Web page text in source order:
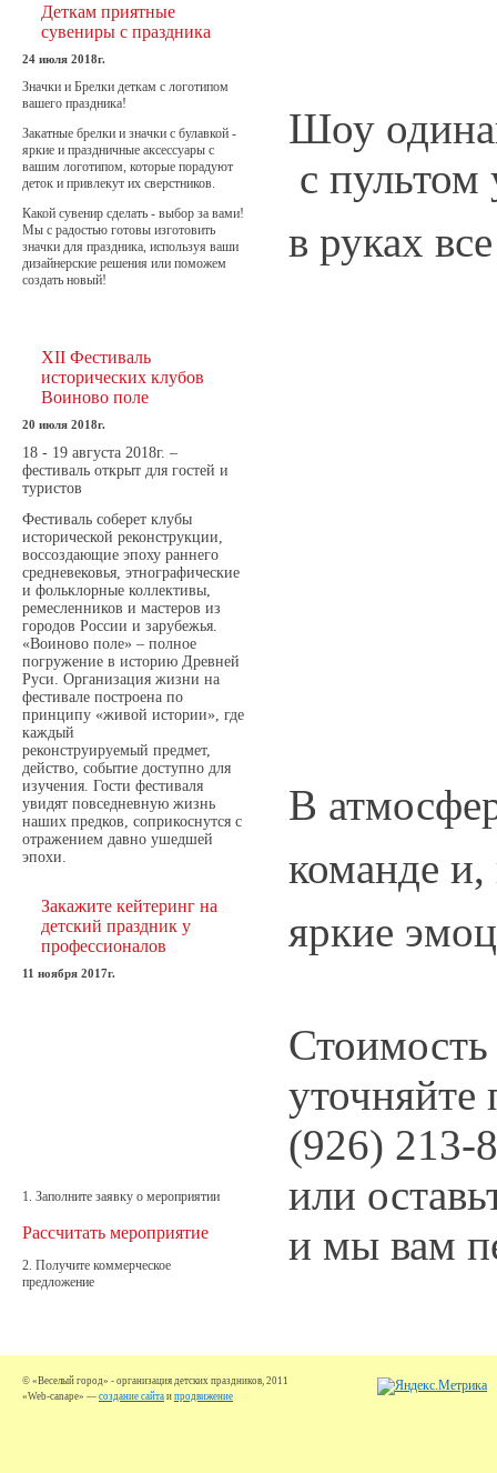
Шоу
с
в руках
В
команде и,
яркие
Стоимость
уточняйте
(926) 213-
или
и мы вам
Деткам приятные
сувениры с праздника
24 июля 2018г.
Значки и Брелки деткам с логотипом
вашего праздника!
Закатные брелки и значки с булавкой -
яркие и праздничные аксессуары с
вашим логотипом, которые порадуют
деток и привлекут их сверстников.
Какой сувенир сделать - выбор за вами!
Мы с радостью готовы изготовить
значки для праздника, используя ваши
дизайнерские решения или поможем
создать новый!
XII Фестиваль
исторических клубов
Воиново поле
20 июля 2018г.
18 - 19 августа 2018г. –
фестиваль открыт для гостей и
туристов
Фестиваль соберет клубы
исторической реконструкции,
воссоздающие эпоху раннего
средневековья, этнографические
и фольклорные коллективы,
ремесленников и мастеров из
городов России и зарубежья.
«Воиново поле» – полное
погружение в историю Древней
Руси. Организация жизни на
фестивале построена по
принципу «живой истории», где
каждый
реконструируемый предмет,
действо, событие доступно для
изучения. Гости фестиваля
увидят повседневную жизнь
наших предков, соприкоснутся с
отражением давно ушедшей
эпохи.
Закажите кейтеринг на
детский праздник у
профессионалов
11 ноября 2017г.
1. Заполните заявку о мероприятии
Рассчитать мероприятие
2. Получите коммерческое
предложение
© «Веселый город» - организация детских праздников, 2011
«Web-canape» — создание сайта и продвижение